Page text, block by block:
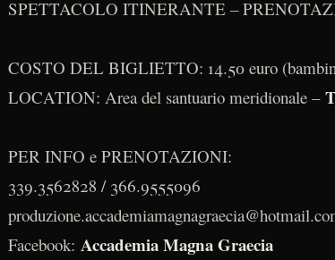
SPETTACOLO ITINERANTE –
COSTO DEL BIGLIETTO: 14.50 euro
LOCATION: Area del santuario meridionale –
PER INFO e PRENOTAZIONI:
339.3562828 / 366.9555096
Facebook: Accademia Magna Graecia